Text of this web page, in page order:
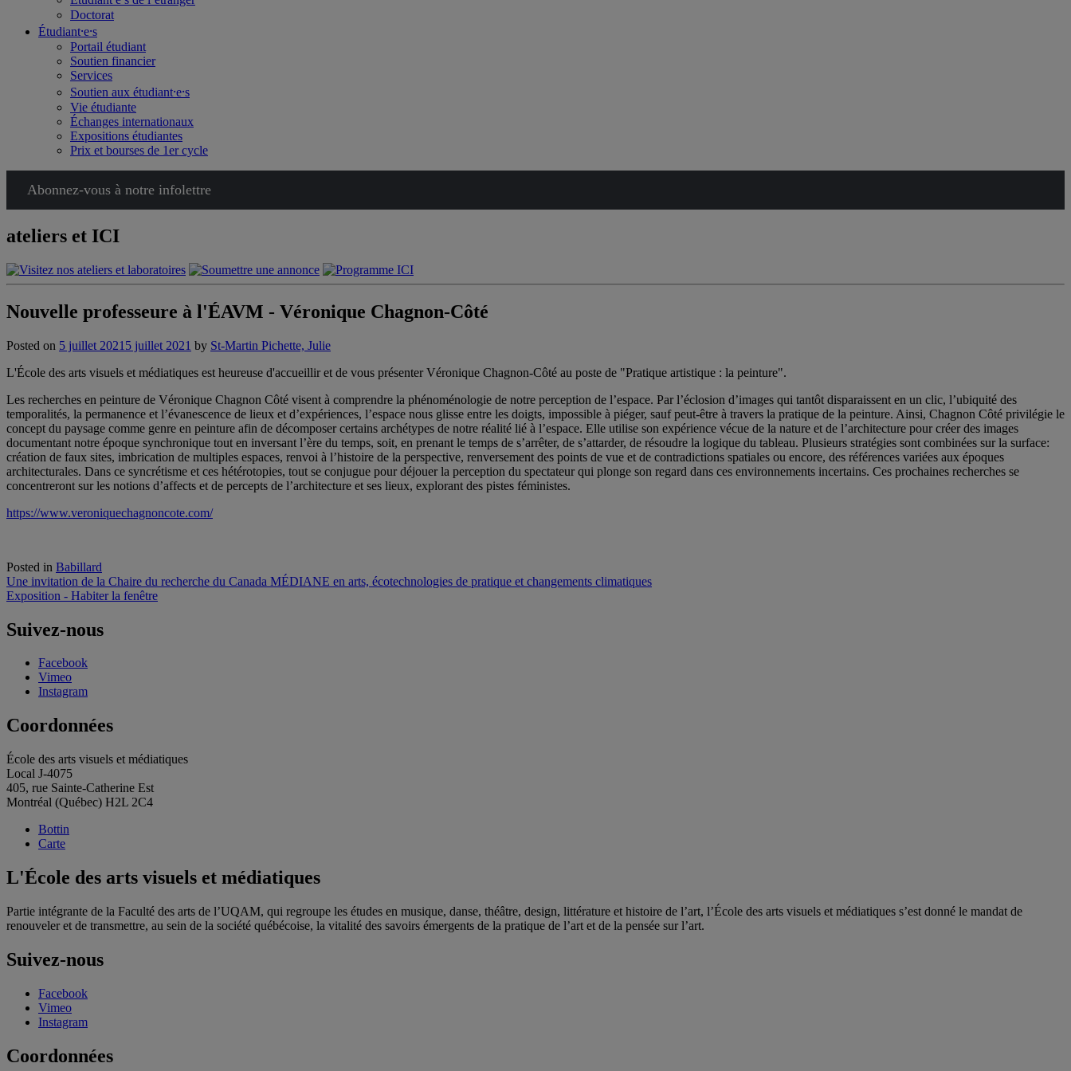
Doctorat
Étudiant⸱e⸱s
Portail étudiant
Soutien financier
Services
Soutien aux étudiant⸱e⸱s
Vie étudiante
Échanges internationaux
Expositions étudiantes
Prix et bourses de 1er cycle
Abonnez-vous à notre infolettre
ateliers et ICI
Nouvelle professeure à l'ÉAVM - Véronique Chagnon-Côté
Posted on 5 juillet 2021 5 juillet 2021 by St-Martin Pichette, Julie
L'École des arts visuels et médiatiques est heureuse d'accueillir et de vous présenter Véronique Chagnon-Côté au poste de "Pratique artistique : la peinture".
Les recherches en peinture de Véronique Chagnon Côté visent à comprendre la phénoménologie de notre perception de l’espace. Par l’éclosion d’images qui tantôt disparaissent en un clic, l’ubiquité des
temporalités, la permanence et l’évanescence de lieux et d’expériences, l’espace nous glisse entre les doigts, impossible à piéger, sauf peut-être à travers la pratique de la peinture. Ainsi, Chagnon Côté privilégie le
concept du paysage comme genre en peinture afin de décomposer certains archétypes de notre réalité lié à l’espace. Elle utilise son expérience vécue de la nature et de l’architecture pour créer des images
documentant notre époque synchronique tout en inversant l’ère du temps, soit, en prenant le temps de s’arrêter, de s’attarder, de résoudre la logique du tableau. Plusieurs stratégies sont combinées sur la surface:
création de faux sites, imbrication de multiples espaces, renvoi à l’histoire de la perspective, renversement des points de vue et de contradictions spatiales ou encore, des références variées aux époques
architecturales. Dans ce syncrétisme et ces hétérotopies, tout se conjugue pour déjouer la perception du spectateur qui plonge son regard dans ces environnements incertains. Ces prochaines recherches se
concentreront sur les notions d’affects et de percepts de l’architecture et ses lieux, explorant des pistes féministes.
https://www.veroniquechagnoncote.com/
Posted in Babillard
Navigation
de
l'article
Une invitation de la Chaire du recherche du Canada MÉDIANE en arts, écotechnologies de pratique et changements climatiques
Exposition - Habiter la fenêtre
Suivez-nous
Facebook
Vimeo
Instagram
Coordonnées
École des arts visuels et médiatiques
Local J-4075
405, rue Sainte-Catherine Est
Montréal (Québec) H2L 2C4
Bottin
Carte
L'École des arts visuels et médiatiques
Partie intégrante de la Faculté des arts de l’UQAM, qui regroupe les études en musique, danse, théâtre, design, littérature et histoire de l’art, l’École des arts visuels et médiatiques s’est donné le mandat de
renouveler et de transmettre, au sein de la société québécoise, la vitalité des savoirs émergents de la pratique de l’art et de la pensée sur l’art.
Suivez-nous
Facebook
Vimeo
Instagram
Coordonnées